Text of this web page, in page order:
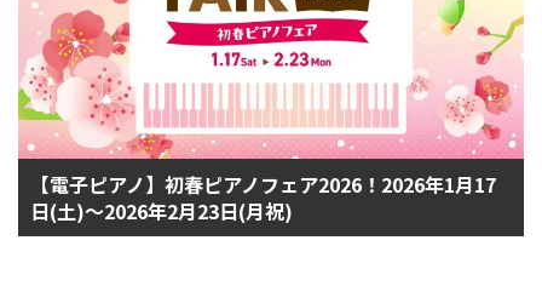
【電子ピアノ】初春ピアノフェア2026！2026年1月17
日(土)～2026年2月23日(月祝)